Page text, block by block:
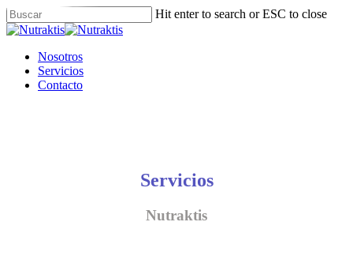
Skip
to
content
Hit enter to search or ESC to close
Close
Menu
Nosotros
Servicios
Contacto
Servicios
Nutraktis